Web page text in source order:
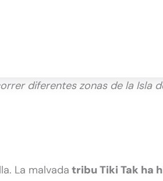
diferentes zonas de la Isla
La malvada tribu Tiki Tak ha